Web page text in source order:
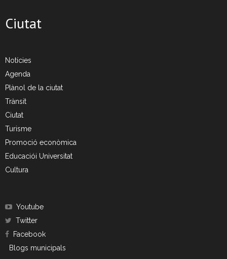
Ciutat
Notícies
Agenda
Plànol de la ciutat
Trànsit
Ciutat
Turisme
Promoció econòmica
Educaciói Universitat
Cultura
Youtube
Twitter
Facebook
Blogs municipals